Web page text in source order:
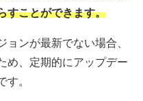
すことができます。
ョンが最新でない場合、
め、定期的にアップデー
す。